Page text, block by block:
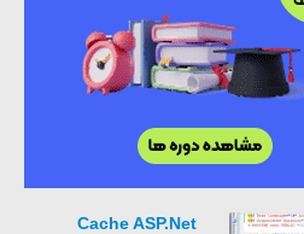
Cache ASP.Net